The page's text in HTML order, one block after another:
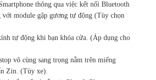
thông qua việc kết nối Bluetooth
module gập gương tự động (Tùy chọn
tự động khi bạn khóa cửa. (Áp dụng cho
vô cùng sang trọng nằm trên miếng
Zin. (Tùy xe).